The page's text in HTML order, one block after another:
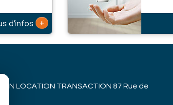
d'infos +
LOCATION TRANSACTION 87 Rue de